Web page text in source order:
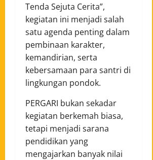
Tenda Sejuta Cerita”,
kegiatan ini menjadi salah
satu agenda penting dalam
pembinaan karakter,
kemandirian, serta
kebersamaan para santri di
lingkungan pondok.
PERGARI bukan sekadar
kegiatan berkemah biasa,
tetapi menjadi sarana
pendidikan yang
mengajarkan banyak nilai